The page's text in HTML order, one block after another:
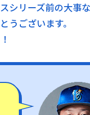
シリーズ前の大事
うございます。